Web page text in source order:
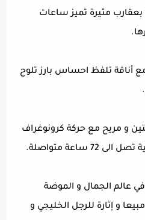
مثيرة تميز ساعات
أناقة تلفظ احساس بارز تلوح
و مريح مع حركة كرونوغراف
ساعة متواصلة.
عالم الجمال و الموضة
و إثارة للرجل الخليجي و